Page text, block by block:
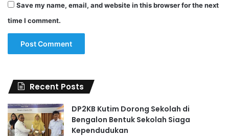
Save my name, email, and website in this browser for the next
time I comment.
Recent Posts
DP2KB Kutim Dorong Sekolah di
Bengalon Bentuk Sekolah Siaga
Kependudukan